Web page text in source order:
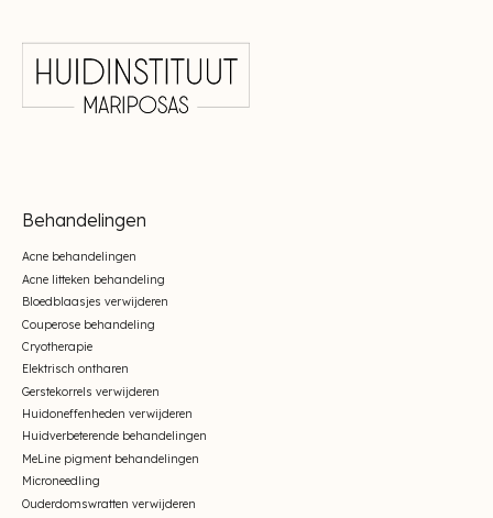
Behandelingen
Acne behandelingen
Acne litteken behandeling
Bloedblaasjes verwijderen
Couperose behandeling
Cryotherapie
Elektrisch ontharen
Gerstekorrels verwijderen
Huidoneffenheden verwijderen
Huidverbeterende behandelingen
MeLine pigment behandelingen
Microneedling
Ouderdomswratten verwijderen